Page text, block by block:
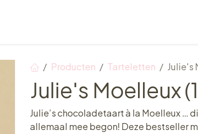
Producten Tarteletten Julie's
Julie's Moelleux
Julie’s chocoladetaart à la Moelleux …
allemaal mee begon! Deze bestseller